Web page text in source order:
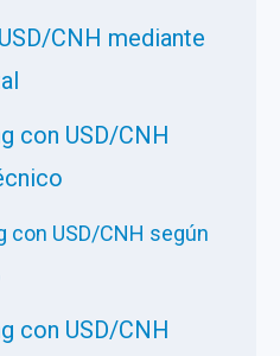
CNH mediante
con USD/CNH
con USD/CNH según
con USD/CNH